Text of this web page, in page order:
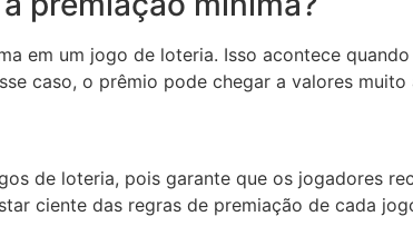
em um jogo de loteria. Isso acontece
caso, o prêmio pode chegar a valores
de loteria, pois garante que os jogadores
ciente das regras de premiação de cada